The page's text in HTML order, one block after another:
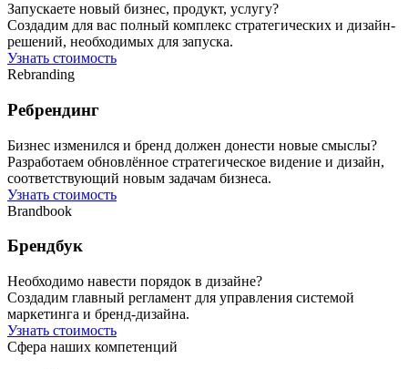
Запускаете новый бизнес, продукт, услугу?
Создадим для вас полный комплекс стратегических и дизайн-
решений, необходимых для запуска.
Узнать стоимость
Rebranding
Ребрендинг
Бизнес изменился и бренд должен донести новые смыслы?
Разработаем обновлённое стратегическое видение и дизайн,
соответствующий новым задачам бизнеса.
Узнать стоимость
Brandbook
Брендбук
Необходимо навести порядок в дизайне?
Создадим главный регламент для управления системой
маркетинга и бренд-дизайна.
Узнать стоимость
Сфера наших компетенций